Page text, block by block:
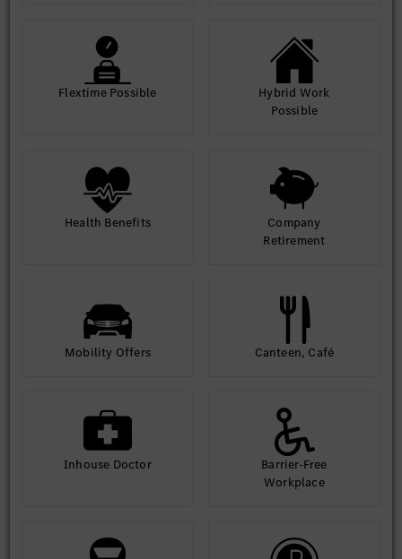
Flextime Possible
Hybrid Work
Possible
Health Benefits
Company
Retirement
Mobility Offers Canteen, Café
Inhouse Doctor
Barrier-Free
Workplace